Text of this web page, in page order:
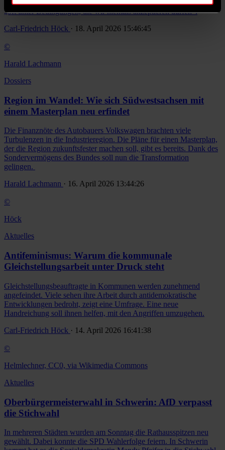
Kommunen. Sie räumte ein: Kommunalpolitiker*innen arbeiteten
„oft unter Bedingungen, die wir niemals akzeptieren dürfen“.
Carl-Friedrich Höck · 18. April 2026 15:46:45
©
Harald Lachmann
Dossiers
Region im Wandel: Wie sich Südwestsachsen mit
einem Masterplan neu erfindet
Die Finanznöte des Autobauers Volkswagen brachten viele
Turbulenzen in die Industrieregion. Die Pläne für einen Masterplan,
der die Region zukunftsfester machen soll, gibt es bereits. Dank des
Sondervermögens des Bundes soll nun die Transformation
gelingen.
Harald Lachmann · 16. April 2026 13:44:26
©
Höck
Aktuelles
Antifeminismus: Warum die kommunale
Gleichstellungsarbeit unter Druck steht
Gleichstellungsbeauftragte in Kommunen werden zunehmend
angefeindet. Viele sehen ihre Arbeit durch antidemokratische
Entwicklungen bedroht, zeigt eine Umfrage. Eine neue
Handreichung soll ihnen helfen, mit den Angriffen umzugehen.
Carl-Friedrich Höck · 14. April 2026 16:41:38
©
Helmlechner, CC0, via Wikimedia Commons
Aktuelles
Oberbürgermeisterwahl in Schwerin: AfD verpasst
die Stichwahl
In mehreren Städten wurden am Sonntag die Rathausspitzen neu
gewählt. Dabei konnte die SPD Wahlerfolge feiern. In Schwerin